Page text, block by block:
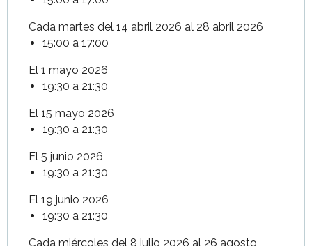
Cada martes del 14 abril 2026 al 28 abril 2026
15:00 a 17:00
El 1 mayo 2026
19:30 a 21:30
El 15 mayo 2026
19:30 a 21:30
El 5 junio 2026
19:30 a 21:30
El 19 junio 2026
19:30 a 21:30
Cada miércoles del 8 julio 2026 al 26 agosto